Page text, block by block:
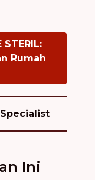
Rumah
Ini